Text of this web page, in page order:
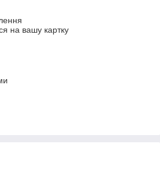
на вашу картку